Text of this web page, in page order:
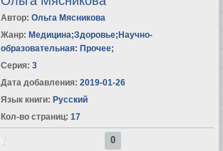
Автор: Ольга Мясникова
Жанр: Медицина;Здоровье; Научно-
образовательная: Прочее;
Серия: 3
Дата добавления: 2019-01-26
Язык книги: Русский
Кол-во страниц: 17
0